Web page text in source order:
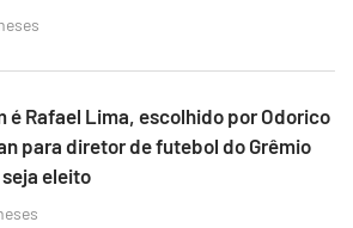
é Rafael Lima, escolhido por Odorico
para diretor de futebol do Grêmio
eleito